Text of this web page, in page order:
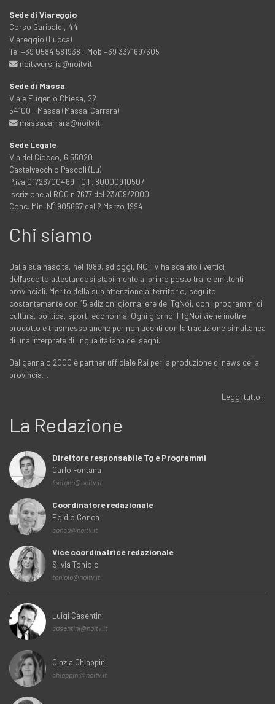
Sede di Viareggio
Corso Garibaldi, 44
Viareggio (Lucca)
Tel +39 0584 581938 - Mob +39 3371697605
noitvversilia@noitv.it
Sede di Massa
Viale Eugenio Chiesa, 22
54100 - Massa (Massa-Carrara)
massacarrara@noitv.it
Sede Legale
Via del Ciocco, 6 55020
Castelvecchio Pascoli (Lu)
P.iva 01726700469 - C.F. 80000910507
Iscrizione al ROC n.7677 del 23/09/2000
Conc. Min. N° 905667 del 2 Marzo 1994
Chi siamo
Dalla sua nascita, nel 1989, ad oggi, NOITV ha scalato i vertici
dell'ascolto attestandosi stabilmente al primo posto tra le emittenti
provinciali. Merito della sua attenzione al territorio, seguito
costantemente con 15 edizioni giornaliere del TgNoi, con i programmi di
cultura, politica, sport, economia. Ogni giorno il TgNoi viene inoltre
prodotto e trasmesso anche per non udenti con la traduzione simultanea
di una interprete di lingua italiana dei segni.
Dal gennaio 2000 è partner ufficiale Rai per la produzione di news della
provincia…
Leggi tutto...
La Redazione
Direttore responsabile Tg e Programmi
Carlo Fontana
fontana@noitv.it
Coordinatore redazionale
Egidio Conca
conca@noitv.it
Vice coordinatrice redazionale
Silvia Toniolo
toniolo@noitv.it
Luigi Casentini
casentini@noitv.it
Cinzia Chiappini
chiappini@noitv.it